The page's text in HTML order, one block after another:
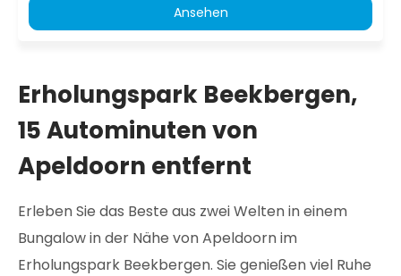
Ansehen
Erholungspark Beekbergen,
15 Autominuten von
Apeldoorn entfernt
Erleben Sie das Beste aus zwei Welten in einem
Bungalow in der Nähe von Apeldoorn im
Erholungspark Beekbergen. Sie genießen viel Ruhe